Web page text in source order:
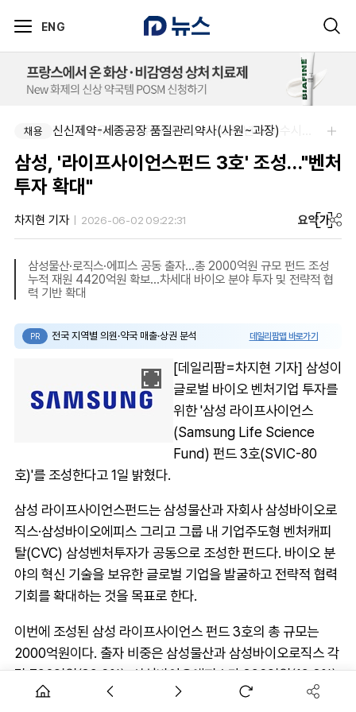
ENG
채용
채용 신신제약-세종공장 품질관리약사(사원~과장)
삼성, '라이프사이언스펀드 3호' 조성…"벤처
투자 확대"
차지현 기자 2026-06-02 09:22:31 요약가
삼성물산·로직스·에피스 공동 출자…총 2000억원 규모 펀드 조성
누적 재원 4420억원 확보…차세대 바이오 분야 투자 및 전략적 협
력 기반 확대
PR 전국 지역별 의원·약국 매출·상권 분석 데일리팜맵 바로가기
[데일리팜=차지현 기자] 삼성이
글로벌 바이오 벤처기업 투자를
위한 '삼성 라이프사이언스
(Samsung Life Science
Fund) 펀드 3호(SVIC-80
호)'를 조성한다고 1일 밝혔다.
삼성 라이프사이언스펀드는 삼성물산과 자회사 삼성바이오로
직스·삼성바이오에피스 그리고 그룹 내 기업주도형 벤처캐피
탈(CVC) 삼성벤처투자가 공동으로 조성한 펀드다. 바이오 분
야의 혁신 기술을 보유한 글로벌 기업을 발굴하고 전략적 협력
기회를 확대하는 것을 목표로 한다.
이번에 조성된 삼성 라이프사이언스 펀드 3호의 총 규모는
2000억원이다. 출자 비중은 삼성물산과 삼성바이오로직스 각
각 792억원(39.6%), 삼성바이오에피스가 396억원(19.8%),
삼성벤처투자가 20억원(1.0%)이다. 삼성은 기존 1호 펀드